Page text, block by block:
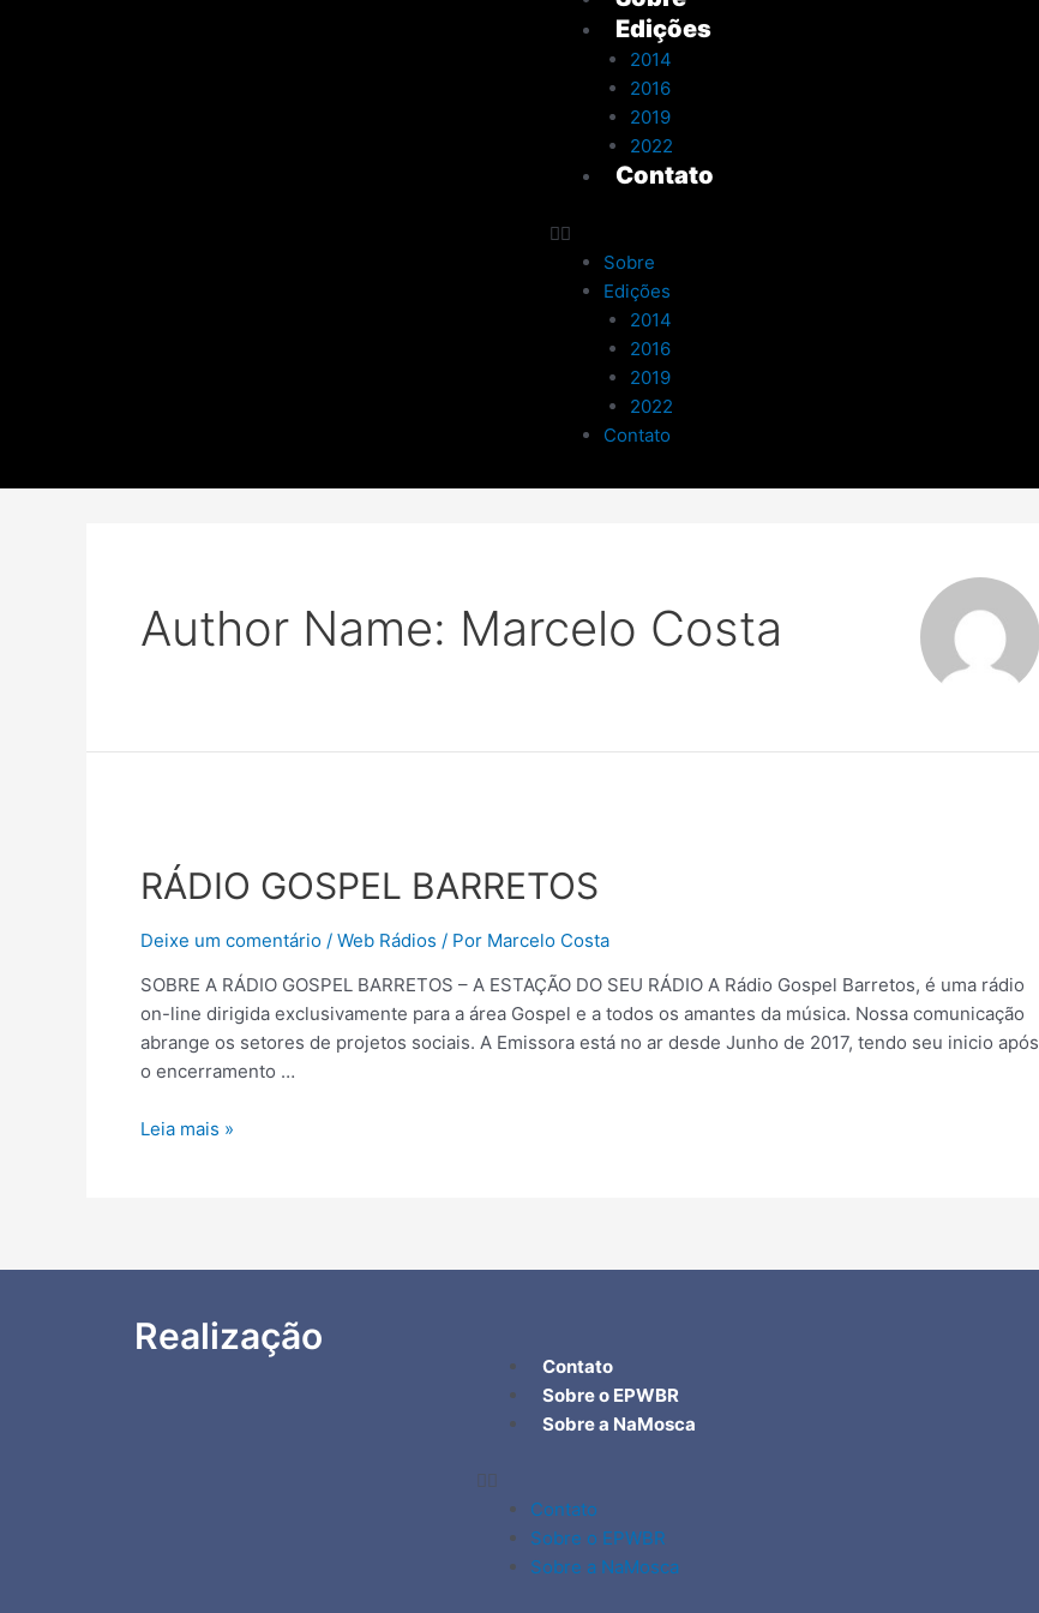
Edições
2014
2016
2019
2022
Contato
Sobre
Edições
2014
2016
2019
2022
Contato
Author Name: Marcelo Costa
RÁDIO GOSPEL BARRETOS
Deixe um comentário / Web Rádios / Por Marcelo Costa
SOBRE A RÁDIO GOSPEL BARRETOS – A ESTAÇÃO DO SEU RÁDIO A Rádio Gospel Barretos, é uma rádio
on-line dirigida exclusivamente para a área Gospel e a todos os amantes da música. Nossa comunicação
abrange os setores de projetos sociais. A Emissora está no ar desde Junho de 2017, tendo seu inicio após
o encerramento …
Leia mais »
Realização
Contato
Sobre o EPWBR
Sobre a NaMosca
Contato
Sobre o EPWBR
Sobre a NaMosca